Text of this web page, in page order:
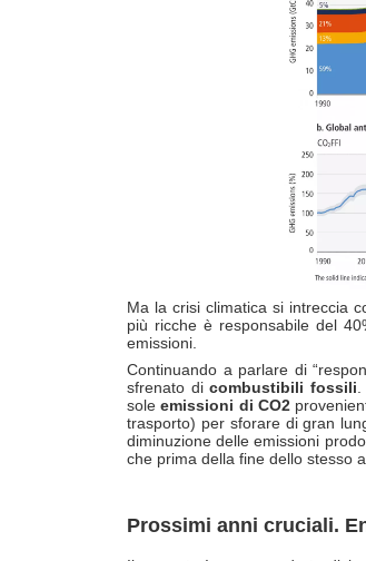
Ma la crisi climatica si intreccia
più ricche è responsabile del
emissioni.
Continuando a parlare di
sfrenato dicombustibili fossili
sole emissioni di CO2
trasporto) per sforare di gran
diminuzione delle emissioni
che prima della fine dello stesso
Prossimi anni cruciali.